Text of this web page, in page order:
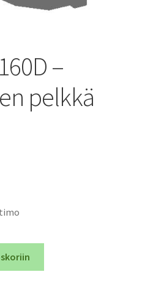
–
pelkkä